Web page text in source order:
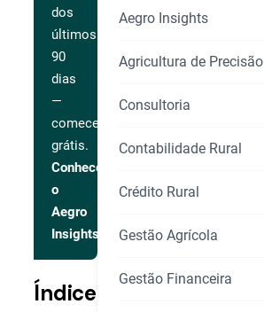
dos
últimos
90
dias
—
comece
grátis.
Conhecer
o
Aegro
Insights
Índice
Aegro Insights
Agricultura de Precisão
Consultoria
Contabilidade Rural
Crédito Rural
Gestão Agrícola
Gestão Financeira